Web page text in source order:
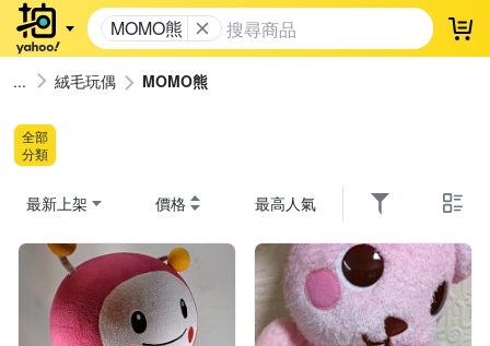
MOMO熊 登
絨毛玩偶 MOMO熊
全部
分類
最新上架 價格 最高人氣